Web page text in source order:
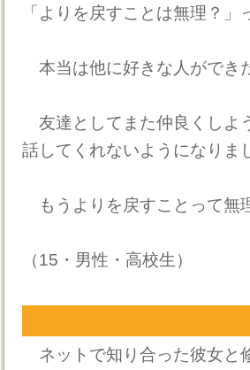
「よりを戻すことは無理？
本当は他に好きな人ができ
友達としてまた仲良くしよ
話してくれないようになりま
もうよりを戻すことって無
（15・男性・高校生）
ネットで知り合った彼女と